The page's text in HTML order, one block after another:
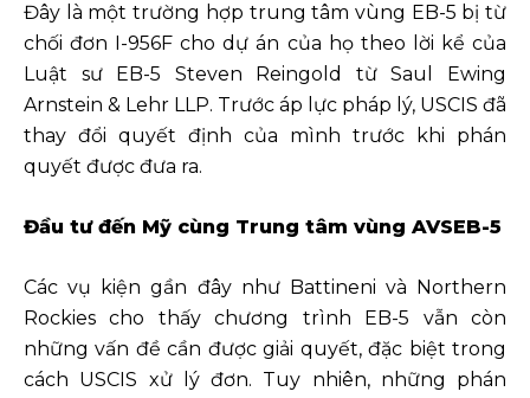
Đây là một trường hợp trung tâm vùng EB-5 bị từ
chối đơn I-956F cho dự án của họ theo lời kể của
Luật sư EB-5 Steven Reingold từ Saul Ewing
Arnstein & Lehr LLP. Trước áp lực pháp lý, USCIS đã
thay đổi quyết định của mình trước khi phán
quyết được đưa ra.
Đầu tư đến Mỹ cùng Trung tâm vùng AVSEB-5
Các vụ kiện gần đây như Battineni và Northern
Rockies cho thấy chương trình EB-5 vẫn còn
những vấn đề cần được giải quyết, đặc biệt trong
cách USCIS xử lý đơn. Tuy nhiên, những phán